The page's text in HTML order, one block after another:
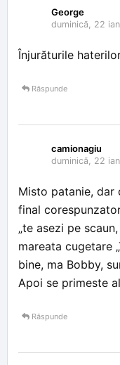
George
duminică, 22
Înjurăturile
Răspunde
camionagiu
duminică, 22
Misto patanie, dar
final
„te asezi pe
mareata cugetare
bine, ma Bobby,
Apoi se primeste
Răspunde